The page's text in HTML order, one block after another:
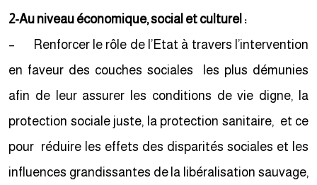
2-Au niveau économique, social et culturel :
– Renforcer le rôle de l’Etat à travers l’intervention
en faveur des couches sociales les plus démunies
afin de leur assurer les conditions de vie digne, la
protection sociale juste, la protection sanitaire, et ce
pour réduire les effets des disparités sociales et les
influences grandissantes de la libéralisation sauvage,